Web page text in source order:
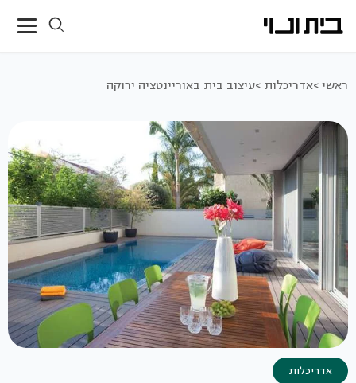
ראשי >אדריכלות >עיצוב בית באוריינטציה ירוקה
אדריכלות